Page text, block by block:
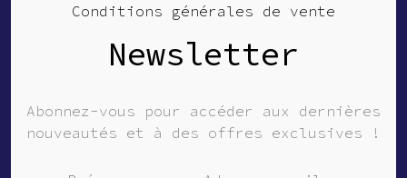
Conditions générales de vente
Newsletter
Abonnez-vous pour accéder aux dernières
nouveautés et à des offres exclusives !